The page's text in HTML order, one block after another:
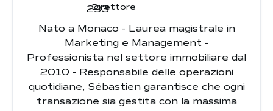
Direttore
Nato a Monaco - Laurea magistrale in
Marketing e Management -
Professionista nel settore immobiliare dal
2010 - Responsabile delle operazioni
quotidiane, Sébastien garantisce che ogni
transazione sia gestita con la massima